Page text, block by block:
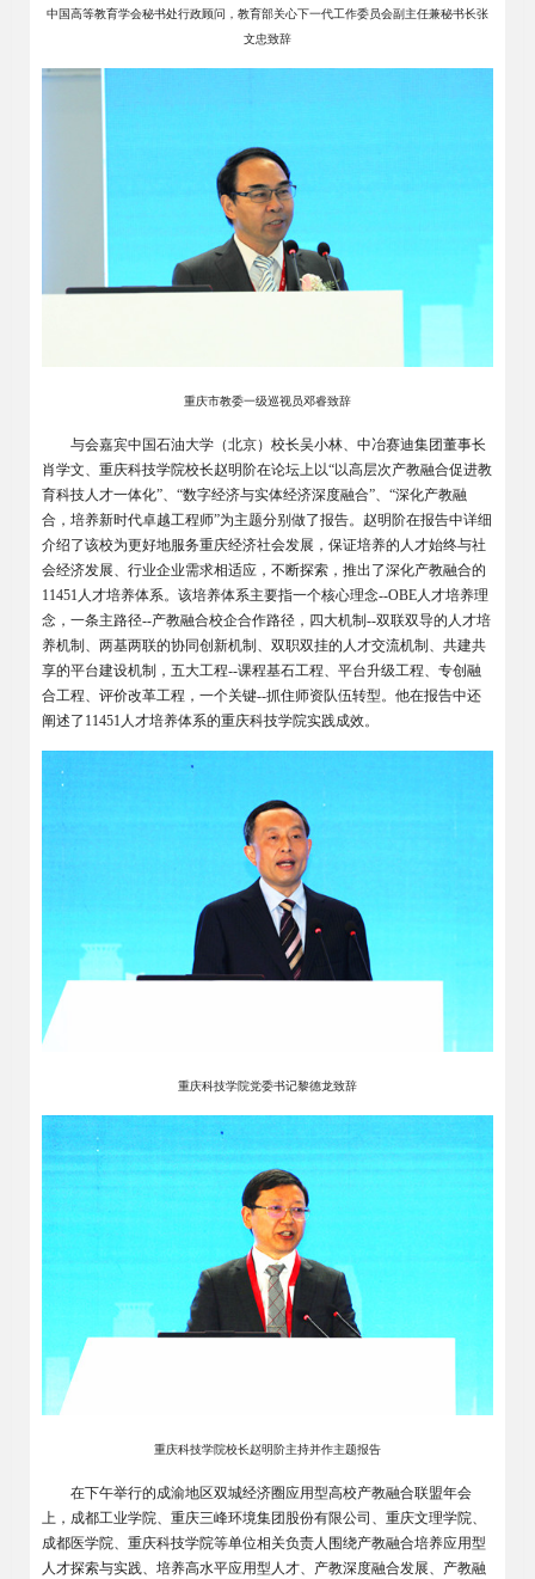
中国高等教育学会秘书处行政顾问，教育部关心下一代工作委员会副主任兼秘书长张
文忠致辞
重庆市教委一级巡视员邓睿致辞
与会嘉宾中国石油大学（北京）校长吴小林、中冶赛迪集团董事长
肖学文、重庆科技学院校长赵明阶在论坛上以“以高层次产教融合促进教
育科技人才一体化”、“数字经济与实体经济深度融合”、“深化产教融
合，培养新时代卓越工程师”为主题分别做了报告。赵明阶在报告中详细
介绍了该校为更好地服务重庆经济社会发展，保证培养的人才始终与社
会经济发展、行业企业需求相适应，不断探索，推出了深化产教融合的
11451人才培养体系。该培养体系主要指一个核心理念--OBE人才培养理
念，一条主路径--产教融合校企合作路径，四大机制--双联双导的人才培
养机制、两基两联的协同创新机制、双职双挂的人才交流机制、共建共
享的平台建设机制，五大工程--课程基石工程、平台升级工程、专创融
合工程、评价改革工程，一个关键--抓住师资队伍转型。他在报告中还
阐述了11451人才培养体系的重庆科技学院实践成效。
重庆科技学院党委书记黎德龙致辞
重庆科技学院校长赵明阶主持并作主题报告
在下午举行的成渝地区双城经济圈应用型高校产教融合联盟年会
上，成都工业学院、重庆三峰环境集团股份有限公司、重庆文理学院、
成都医学院、重庆科技学院等单位相关负责人围绕产教融合培养应用型
人才探索与实践、培养高水平应用型人才、产教深度融合发展、产教融